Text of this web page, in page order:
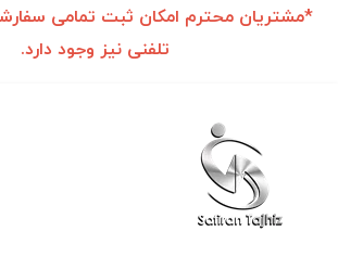
*مشتریان محترم امکان ثبت تمامی
تلفنی نیز وجود دارد.